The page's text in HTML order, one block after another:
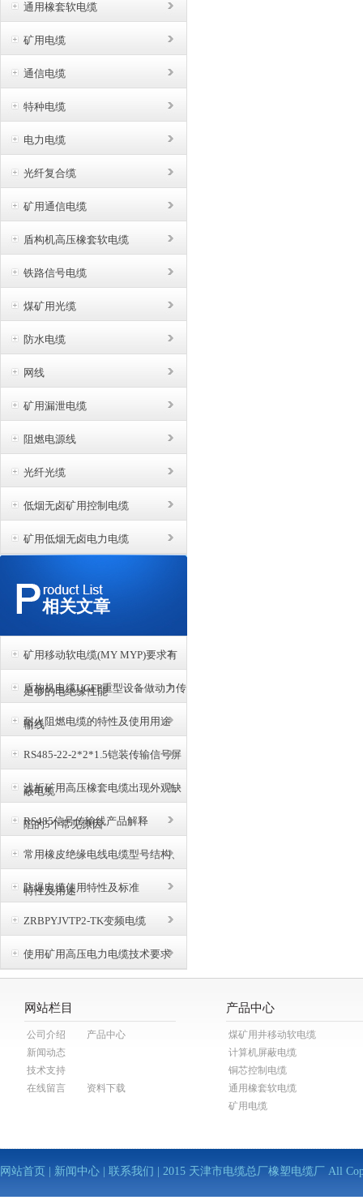
通用橡套软电缆
矿用电缆
通信电缆
特种电缆
电力电缆
光纤复合缆
矿用通信电缆
盾构机高压橡套软电缆
铁路信号电缆
煤矿用光缆
防水电缆
网线
矿用漏泄电缆
阻燃电源线
光纤光缆
低烟无卤矿用控制电缆
矿用低烟无卤电力电缆
相关文章
矿用移动软电缆(MY MYP)要求有
足够的电绝缘性能
盾构机电缆UGFP重型设备做动力传
输线
耐火阻燃电缆的特性及使用用途
RS485-22-2*2*1.5铠装传输信号屏
蔽电缆
浅析矿用高压橡套电缆出现外观缺
陷的5个常见原因
RS485信号传输线产品解释
常用橡皮绝缘电线电缆型号结构、
特性及用途
防爆电缆使用特性及标准
ZRBPYJVTP2-TK变频电缆
使用矿用高压电力电缆技术要求
网站栏目
公司介绍
产品中心
新闻动态
技术支持
在线留言
资料下载
产品中心
煤矿用井移动软电缆
计算机屏蔽电缆
铜芯控制电缆
通用橡套软电缆
矿用电缆
网站首页 新闻中心 联系我们 | 2015 天津市电缆总厂橡塑电缆厂 All